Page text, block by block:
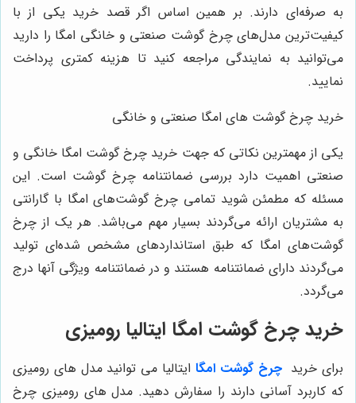
به صرفه‌ای دارند. بر همین اساس اگر قصد خرید یکی از با
کیفیت‌ترین مدل‌های چرخ گوشت صنعتی و خانگی امگا را دارید
می‌توانید به نمایندگی مراجعه کنید تا هزینه کمتری پرداخت
نمایید.
خرید چرخ گوشت های امگا صنعتی و خانگی
یکی از مهمترین نکاتی که جهت خرید چرخ گوشت امگا خانگی و
صنعتی اهمیت دارد بررسی ضمانتنامه چرخ گوشت است. این
مسئله که مطمئن شوید تمامی چرخ گوشت‌های امگا با گارانتی
به مشتریان ارائه می‌گردند بسیار مهم می‌باشد. هر یک از چرخ
گوشت‌های امگا که طبق استانداردهای مشخص شده‌ای تولید
می‌گردند دارای ضمانتنامه هستند و در ضمانتنامه ویژگی آنها درج
می‌گردد.
خرید چرخ گوشت امگا ایتالیا رومیزی
برای خریدچرخ گوشت امگا ایتالیا می توانید مدل های رومیزی
که کاربرد آسانی دارند را سفارش دهید. مدل های رومیزی چرخ